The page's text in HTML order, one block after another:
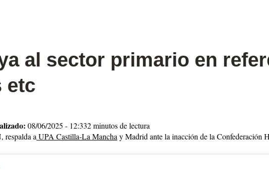
al sector primario en
etc
08/06/2025 - 12:332 minutos de lectura
respalda a UPA Castilla-La Mancha y Madrid ante la inacción de la Confederación